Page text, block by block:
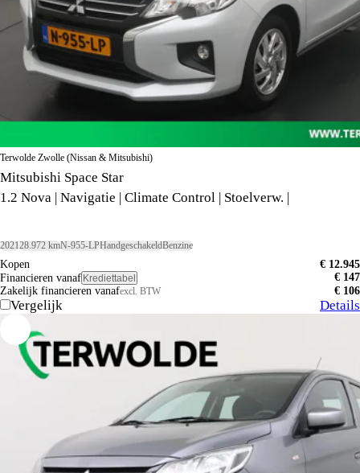
Terwolde Zwolle (Nissan & Mitsubishi)
Mitsubishi Space Star
1.2 Nova | Navigatie | Climate Control | Stoelverw. |
202128.972 kmN-955-LPHandgeschakeldBenzine
Kopen
€ 12.945
Financieren vanaf Krediettabel
€ 147
Zakelijk financieren vanafexcl. BTW € 106
Vergelijk Details